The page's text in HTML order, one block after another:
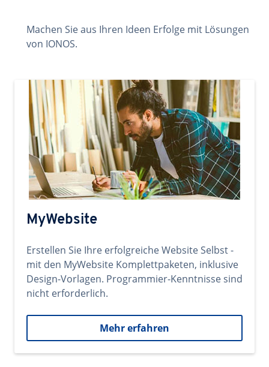
Machen Sie aus Ihren Ideen Erfolge mit Lösungen
von IONOS.
MyWebsite
Erstellen Sie Ihre erfolgreiche Website Selbst -
mit den MyWebsite Komplettpaketen, inklusive
Design-Vorlagen. Programmier-Kenntnisse sind
nicht erforderlich.
Mehr erfahren